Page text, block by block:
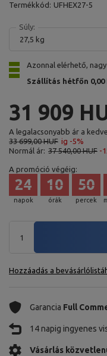
Termékkód: UFHEX27-5
Súly:
27,5 kg
Azonnal elérhető,
Szállítás hétfőn
31 909
A legalacsonyabb ár a
33 699,00 HUF ig -5%
Normál ár: 37 540,00 HUF -
A promóció végéig:
napok
24
órák
10
percek
50
Hozzáadás a
Garancia Full
14 napig ingyenes
Vásárlás